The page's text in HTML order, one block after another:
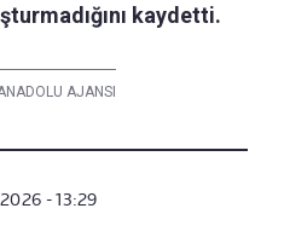
kaydetti.
AJANSI
- 13:29